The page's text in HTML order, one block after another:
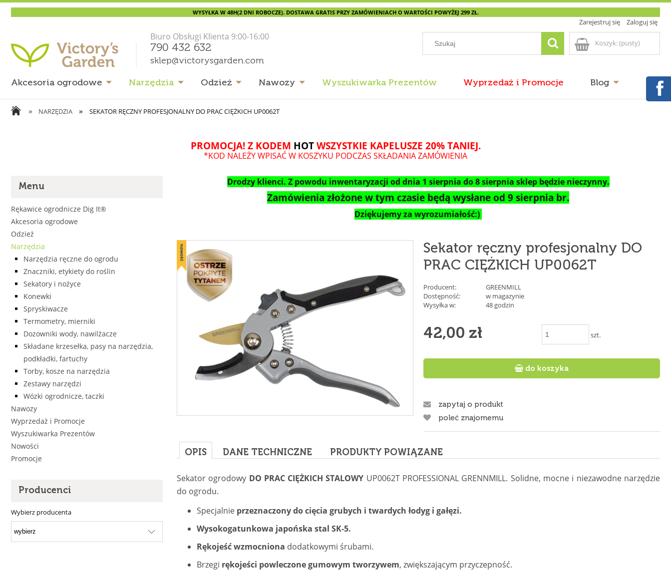
WYSYŁKA W 48H(2 DNI ROBOCZE). DOSTAWA GRATIS PRZY ZAMÓWIENIACH O WARTOŚCI POWYŻEJ 299 ZŁ.
Zarejestruj się Zaloguj się
Biuro Obsługi Klienta 9:00-16:00
790 432 632
sklep@victorysgarden.com
Koszyk:(pusty)
Akcesoria ogrodowe Narzędzia Odzież Nawozy Wyszukiwarka Prezentów Wyprzedaż i Promocje Blog
» NARZĘDZIA » SEKATOR RĘCZNY PROFESJONALNY DO PRAC CIĘŻKICH UP0062T
PROMOCJA! Z KODEM HOTWSZYSTKIE KAPELUSZE 20% TANIEJ.
*KOD NALEŻY WPISAĆ W KOSZYKU PODCZAS SKŁADANIA ZAMÓWIENIA
Menu
Rękawice ogrodnicze Dig It®
Akcesoria ogrodowe
Odzież
Narzędzia
Narzędzia ręczne do ogrodu
Znaczniki, etykiety do roślin
Sekatory i nożyce
Konewki
Spryskiwacze
Termometry, mierniki
Dozowniki wody, nawilżacze
Składane krzesełka, pasy na narzędzia,
podkładki, fartuchy
Torby, kosze na narzędzia
Zestawy narzędzi
Wózki ogrodnicze, taczki
Nawozy
Wyprzedaż i Promocje
Wyszukiwarka Prezentów
Nowości
Promocje
Producenci
Wybierz producenta
Drodzy klienci. Z powodu inwentaryzacji od dnia 1 sierpnia do 8 sierpnia sklep będzie nieczynny.
Zamówienia złożone w tym czasie będą wysłane od 9 sierpnia br.
Dziękujemy za wyrozumiałość:)
Sekator ręczny profesjonalny DO
PRAC CIĘŻKICH UP0062T
Producent:
GREENMILL
Dostępność:
w magazynie
Wysyłka w:
48 godzin
42,00 zł szt.
 do koszyka
zapytaj o produkt
poleć znajomemu
OPIS DANE TECHNICZNE PRODUKTY POWIĄZANE
Sekator ogrodowy DO PRAC CIĘŻKICH STALOWY UP0062T PROFESSIONAL GRENNMILL. Solidne, mocne i niezawodne narzędzie
do ogrodu.
Specjalnie przeznaczony do cięcia grubych i twardych łodyg i gałęzi.
Wysokogatunkowa japońska stal SK-5.
Rękojeść wzmocniona dodatkowymi śrubami.
Brzegi rękojeści powleczone gumowym tworzywem, zwiększającym przyczepność.